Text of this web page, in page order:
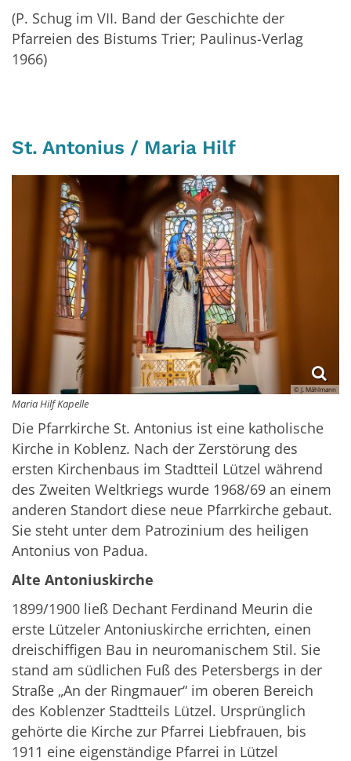
(P. Schug im VII. Band der Geschichte der
Pfarreien des Bistums Trier; Paulinus-Verlag
1966)
St. Antonius / Maria Hilf
© J. Mählmann
Maria Hilf Kapelle
Die Pfarrkirche St. Antonius ist eine katholische
Kirche in Koblenz. Nach der Zerstörung des
ersten Kirchenbaus im Stadtteil Lützel während
des Zweiten Weltkriegs wurde 1968/69 an einem
anderen Standort diese neue Pfarrkirche gebaut.
Sie steht unter dem Patrozinium des heiligen
Antonius von Padua.
Alte Antoniuskirche
1899/1900 ließ Dechant Ferdinand Meurin die
erste Lützeler Antoniuskirche errichten, einen
dreischiffigen Bau in neuromanischem Stil. Sie
stand am südlichen Fuß des Petersbergs in der
Straße „An der Ringmauer“ im oberen Bereich
des Koblenzer Stadtteils Lützel. Ursprünglich
gehörte die Kirche zur Pfarrei Liebfrauen, bis
1911 eine eigenständige Pfarrei in Lützel